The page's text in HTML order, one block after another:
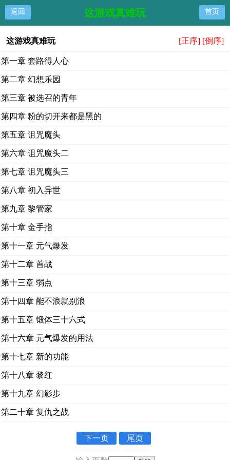
返回 这游戏真难玩 首页
这游戏真难玩 [正序] [倒序]
第一章 套路得人心
第二章 幻想乐园
第三章 被选召的青年
第四章 粉的切开来都是黑的
第五章 诅咒魔头
第六章 诅咒魔头二
第七章 诅咒魔头三
第八章 初入异世
第九章 黎管家
第十章 金手指
第十一章 元气爆发
第十二章 首战
第十三章 弱点
第十四章 能不浪就别浪
第十五章 锻体三十六式
第十六章 元气爆发的用法
第十七章 新的功能
第十八章 黎红
第十九章 幻影步
第二十章 复仇之战
下一页 尾页